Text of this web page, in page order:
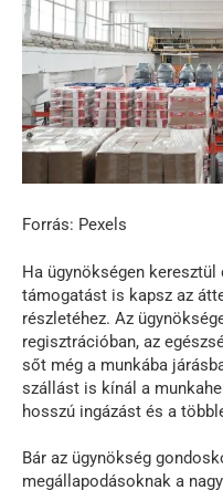
Forrás: Pexels
Ha ügynökségen
támogatást is kapsz az
részletéhez. Az
regisztrációban, az
sőt még a munkába
szállást is kínál a
hosszú ingázást és a
Bár az ügynökség
megállapodásoknak a